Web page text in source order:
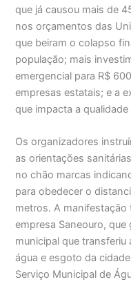
que já causou mais de
nos orçamentos das
que beiram o colapso
população; mais
emergencial para R$
empresas estatais; e a
que impacta a
Os organizadores
as orientações
no chão marcas
para obedecer o
metros. A
empresa Saneouro,
municipal que
água e esgoto da
Serviço Municipal de